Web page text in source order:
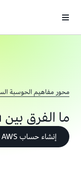
محور مفاهيم الحوسبة
ما الفرق بين Kafka وSpark؟
إنشاء حساب AWS